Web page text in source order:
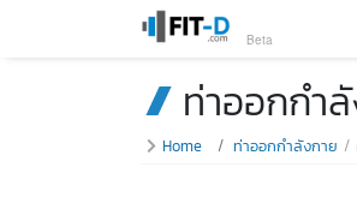
Beta
ท่าออกกำ
Home ท่าออกกำลังกาย